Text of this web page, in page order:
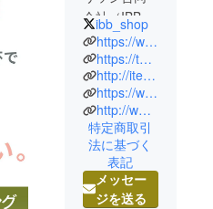
会社（IBB
SHOP運
営）。ここ
にしかない
個性的な商
品とそれを
使用しての
ワクワク体
験をお届け
します。当
ibb_shop
https://www.facebook.com/interbb.shop/
https://twitter.com/ibb_shop
http://item.rakuten.co.jp/inter-bb/
https://www.instagram.com/japan_ibbshop/
http://www.inter-bb.com/
特定商取引
法に基づく
表記
メッセー
ジを送る